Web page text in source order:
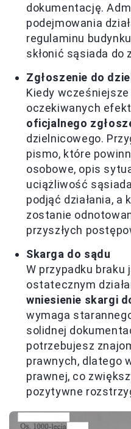
dokumentację.
podejmowania
regulaminu
skłonić sąsiada do
Zgłoszenie do
Kiedy
oczekiwanych
oficjalnego
dzielnicowego.
pismo, które
osobowe, opis
uciążliwość
podjąć działania, a
zostanie
przyszłych
Skarga do sądu
W przypadku braku
ostatecznym
wniesienie skargi
wymaga
solidnej
potrzebujesz
prawnych, dlatego
prawnej, co
pozytywne